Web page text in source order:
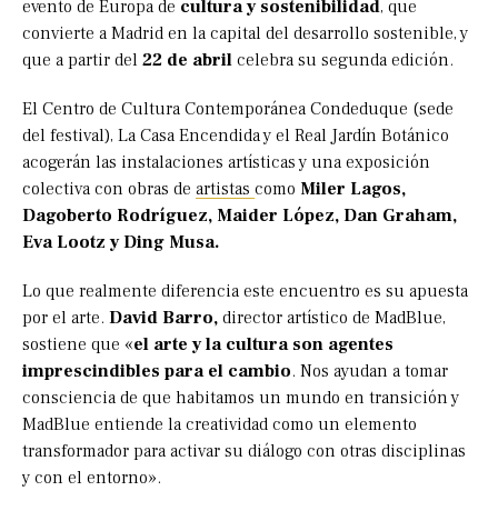
evento de Europa de cultura y sostenibilidad, que
convierte a Madrid en la capital del desarrollo sostenible, y
que a partir del 22 de abril celebra su segunda edición.
El Centro de Cultura Contemporánea Condeduque (sede
del festival), La Casa Encendida y el Real Jardín Botánico
acogerán las instalaciones artísticas y una exposición
colectiva con obras de artistas como Miler Lagos,
Dagoberto Rodríguez, Maider López, Dan Graham,
Eva Lootz y Ding Musa.
Lo que realmente diferencia este encuentro es su apuesta
por el arte. David Barro, director artístico de MadBlue,
sostiene que «el arte y la cultura son agentes
imprescindibles para el cambio. Nos ayudan a tomar
consciencia de que habitamos un mundo en transición y
MadBlue entiende la creatividad como un elemento
transformador para activar su diálogo con otras disciplinas
y con el entorno».